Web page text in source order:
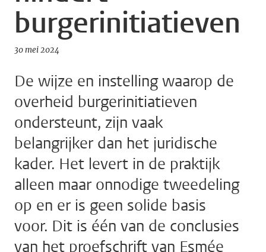
burgerinitiatieven
30 mei 2024
De wijze en instelling waarop de
overheid burgerinitiatieven
ondersteunt, zijn vaak
belangrijker dan het juridische
kader. Het levert in de praktijk
alleen maar onnodige tweedeling
op en er is geen solide basis
voor. Dit is één van de conclusies
van het proefschrift van Esmée